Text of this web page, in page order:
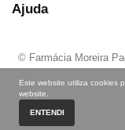
Ajuda
© Farmácia Moreira
quando aplicável) e a
Internet, nos
Este website utiliza cookies
website.
ENTENDI